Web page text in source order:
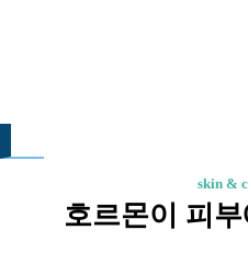
skin &
호르몬이 피